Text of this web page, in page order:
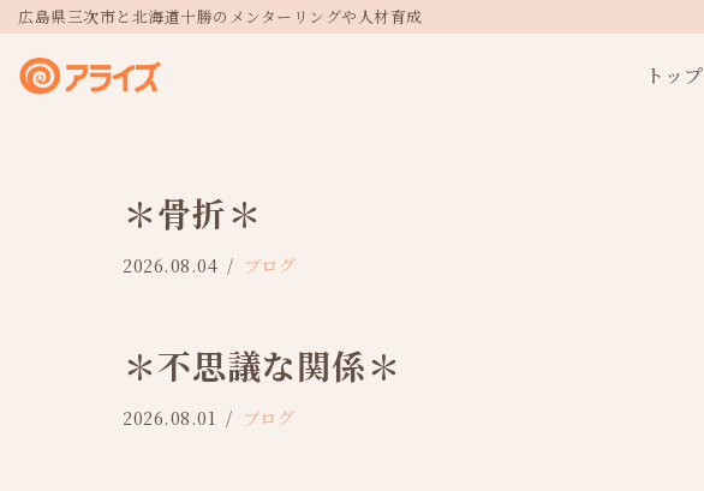
コ
ン
広島県三次市と北海道十勝のメンターリングや人材育成
トップ
＊骨折＊
2026.08.04 ブログ
＊不思議な関係＊
2026.08.01 ブログ